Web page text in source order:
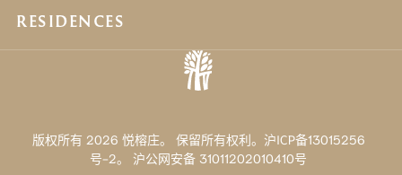
RESIDENCES
版权所有 2026 悦榕庄。 保留所有权利。沪ICP备13015256
号-2。 沪公网安备 31011202010410号